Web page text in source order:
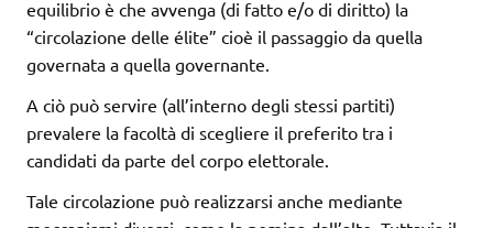
equilibrio è che avvenga (di fatto e/o di diritto) la
“circolazione delle élite” cioè il passaggio da quella
governata a quella governante.
A ciò può servire (all’interno degli stessi partiti)
prevalere la facoltà di scegliere il preferito tra i
candidati da parte del corpo elettorale.
Tale circolazione può realizzarsi anche mediante